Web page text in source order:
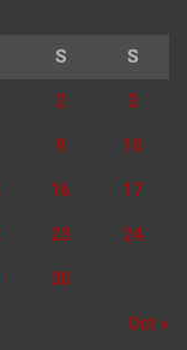
S S
2 3
9 10
16 17
23 24
30
Oct »